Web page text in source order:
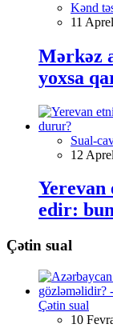
Kənd
11
Mərkəz
yoxsa
Sual-
12
edir:
Çətin sual
Çətin sual
10